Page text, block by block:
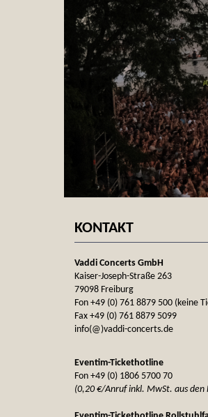
KONTAKT
Vaddi Concerts GmbH
Kaiser-Joseph-Straße 263
79098 Freiburg
Fon +49 (0) 761 8879 500 (keine
Fax +49 (0) 761 8879 5099
info(@)vaddi-concerts.de
Eventim-Tickethotline
Fon +49 (0) 1806 5700 70
(0,20 €/Anruf inkl. MwSt. aus